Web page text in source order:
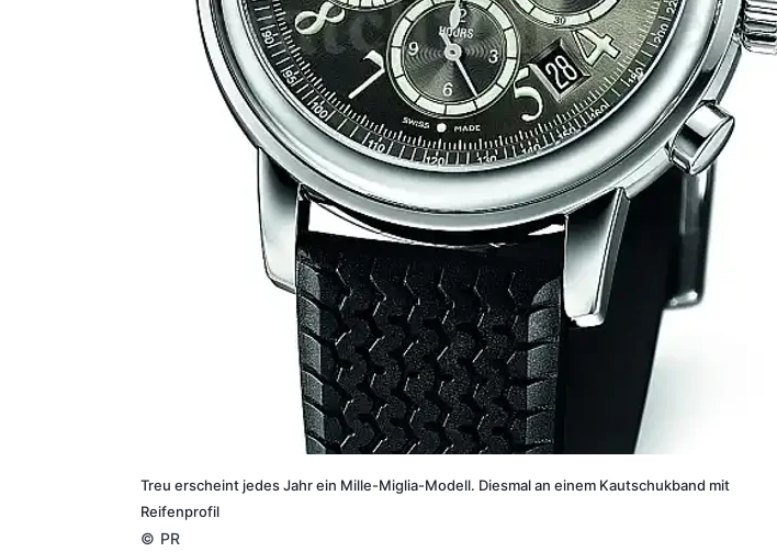
Treu erscheint jedes Jahr ein Mille-Miglia-Modell. Diesmal an einem Kautschukband mit
Reifenprofil
© PR